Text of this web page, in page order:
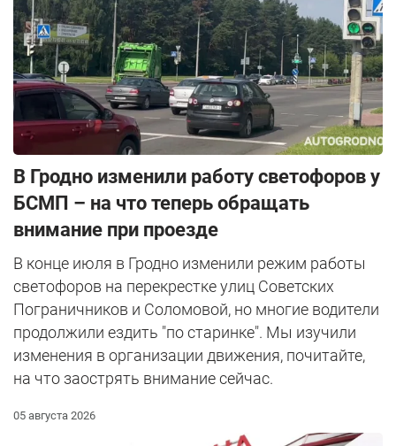
В Гродно изменили работу светофоров у
БСМП – на что теперь обращать
внимание при проезде
В конце июля в Гродно изменили режим работы
светофоров на перекрестке улиц Советских
Пограничников и Соломовой, но многие водители
продолжили ездить "по старинке". Мы изучили
изменения в организации движения, почитайте,
на что заострять внимание сейчас.
05 августа 2026